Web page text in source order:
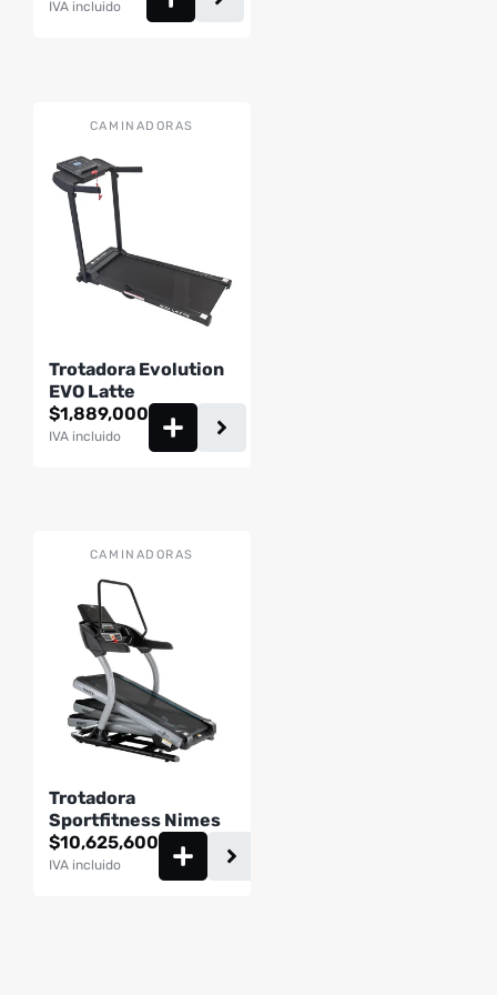
IVA incluido
CAMINADORAS
Trotadora Evolution
EVO Latte
$1,889,000
IVA incluido
CAMINADORAS
Trotadora
Sportfitness Nimes
$10,625,600
IVA incluido